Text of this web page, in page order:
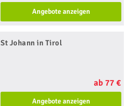
Angebote anzeigen
St Johann in Tirol
ab 77 €
Angebote anzeigen